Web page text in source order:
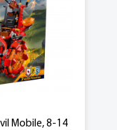
Mobile, 8-14